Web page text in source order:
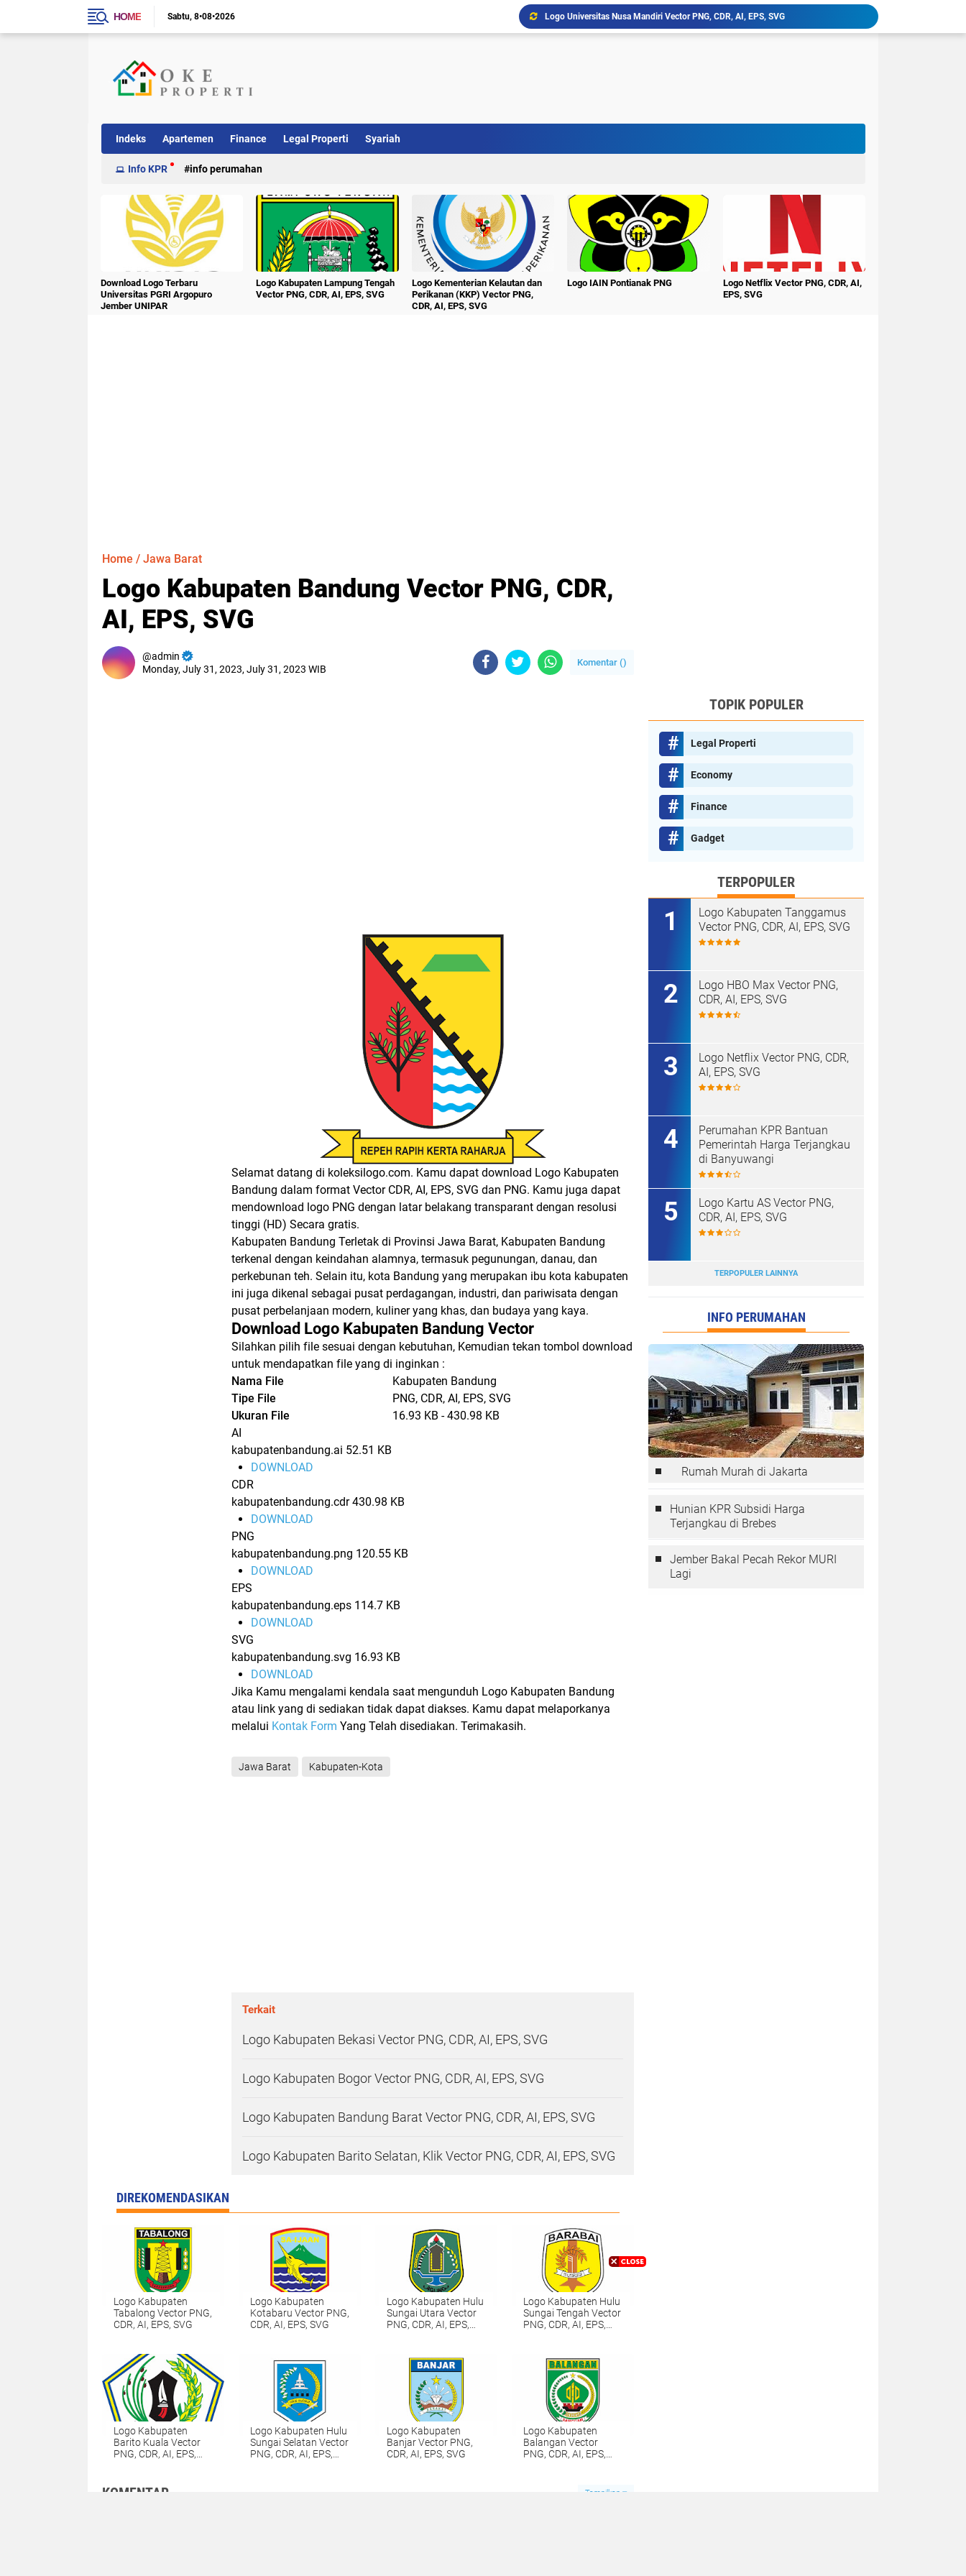
HOME Sabtu 8•08•2026
Logo Universitas Nusa Mandiri Vector PNG, CDR, AI, EPS, SVG
Logo Kabupaten Barito Selatan, Klik Vector PNG, CDR, AI, EPS, SVG
Logo Universitas Pesantren Darululum UNIPDU Jombang PNG
Indeks Apartemen Finance Legal Properti Syariah
Info KPR info perumahan
Download Logo Terbaru
Universitas PGRI Argopuro
Jember UNIPAR
Logo Kabupaten Lampung Tengah
Vector PNG, CDR, AI, EPS, SVG
Logo Kementerian Kelautan dan
Perikanan (KKP) Vector PNG,
CDR, AI, EPS, SVG
Logo IAIN Pontianak PNG
Logo Netflix Vector PNG, CDR, AI,
EPS, SVG
Home / Jawa Barat
Logo Kabupaten Bandung Vector PNG, CDR,
AI, EPS, SVG
admin
Monday, July 31, 2023, July 31, 2023 WIB
Komentar ()
Selamat datang di koleksilogo.com. Kamu dapat download Logo Kabupaten
Bandung dalam format Vector CDR, AI, EPS, SVG dan PNG. Kamu juga dapat
mendownload logo PNG dengan latar belakang transparant dengan resolusi
tinggi (HD) Secara gratis.
Kabupaten Bandung Terletak di Provinsi Jawa Barat, Kabupaten Bandung
terkenal dengan keindahan alamnya, termasuk pegunungan, danau, dan
perkebunan teh. Selain itu, kota Bandung yang merupakan ibu kota kabupaten
ini juga dikenal sebagai pusat perdagangan, industri, dan pariwisata dengan
pusat perbelanjaan modern, kuliner yang khas, dan budaya yang kaya.
Download Logo Kabupaten Bandung Vector
Silahkan pilih file sesuai dengan kebutuhan, Kemudian tekan tombol download
untuk mendapatkan file yang di inginkan :
Nama File
Kabupaten Bandung
Tipe File
PNG, CDR, AI, EPS, SVG
Ukuran File
16.93 KB - 430.98 KB
AI
kabupatenbandung.ai 52.51 KB
DOWNLOAD
CDR
kabupatenbandung.cdr 430.98 KB
DOWNLOAD
PNG
kabupatenbandung.png 120.55 KB
DOWNLOAD
EPS
kabupatenbandung.eps 114.7 KB
DOWNLOAD
SVG
kabupatenbandung.svg 16.93 KB
DOWNLOAD
Jika Kamu mengalami kendala saat mengunduh Logo Kabupaten Bandung
atau link yang di sediakan tidak dapat diakses. Kamu dapat melaporkanya
melalui Kontak Form Yang Telah disediakan. Terimakasih.
Jawa Barat Kabupaten-Kota
Terkait
Logo Kabupaten Bekasi Vector PNG, CDR, AI, EPS, SVG
Logo Kabupaten Bogor Vector PNG, CDR, AI, EPS, SVG
Logo Kabupaten Bandung Barat Vector PNG, CDR, AI, EPS, SVG
Logo Kabupaten Barito Selatan, Klik Vector PNG, CDR, AI, EPS, SVG
DIREKOMENDASIKAN
Logo Kabupaten
Tabalong Vector PNG,
CDR, AI, EPS, SVG
Logo Kabupaten
Kotabaru Vector PNG,
CDR, AI, EPS, SVG
Logo Kabupaten Hulu
Sungai Utara Vector
PNG, CDR, AI, EPS,
Logo Kabupaten Hulu
Sungai Tengah Vector
PNG, CDR, AI, EPS,
Logo Kabupaten
Barito Kuala Vector
PNG, CDR, AI, EPS,
Logo Kabupaten Hulu
Sungai Selatan Vector
PNG, CDR, AI, EPS,
Logo Kabupaten
Banjar Vector PNG,
CDR, AI, EPS, SVG
Logo Kabupaten
Balangan Vector
PNG, CDR, AI, EPS,
KOMENTAR Tampilkan
TOPIK POPULER
Legal Properti
Economy
Finance
Gadget
TERPOPULER
Logo Kabupaten Tanggamus
Vector PNG, CDR, AI, EPS, SVG
Logo HBO Max Vector PNG,
CDR, AI, EPS, SVG
Logo Netflix Vector PNG, CDR,
AI, EPS, SVG
Perumahan KPR Bantuan
Pemerintah Harga Terjangkau
di Banyuwangi
Logo Kartu AS Vector PNG,
CDR, AI, EPS, SVG
TERPOPULER LAINNYA
INFO PERUMAHAN
Rumah Murah di Jakarta
Hunian KPR Subsidi Harga
Terjangkau di Brebes
Jember Bakal Pecah Rekor MURI
Lagi